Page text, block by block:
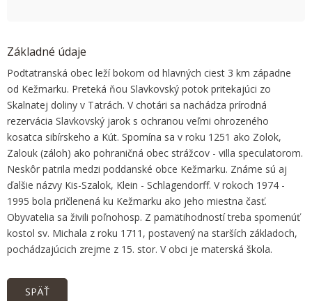
Základné údaje
Podtatranská obec leží bokom od hlavných ciest 3 km západne
od Kežmarku. Preteká ňou Slavkovský potok pritekajúci zo
Skalnatej doliny v Tatrách. V chotári sa nachádza prírodná
rezervácia Slavkovský jarok s ochranou veľmi ohrozeného
kosatca sibírskeho a Kút. Spomína sa v roku 1251 ako Zolok,
Zalouk (záloh) ako pohraničná obec strážcov - villa speculatorom.
Neskôr patrila medzi poddanské obce Kežmarku. Známe sú aj
ďalšie názvy Kis-Szalok, Klein - Schlagendorff. V rokoch 1974 -
1995 bola pričlenená ku Kežmarku ako jeho miestna časť.
Obyvatelia sa živili poľnohosp. Z pamätihodností treba spomenúť
kostol sv. Michala z roku 1711, postavený na starších základoch,
pochádzajúcich zrejme z 15. stor. V obci je materská škola.
SPÄŤ